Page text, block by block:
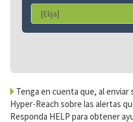
Tenga en cuenta que, al
Hyper-Reach sobre las alertas
Responda HELP para obtener